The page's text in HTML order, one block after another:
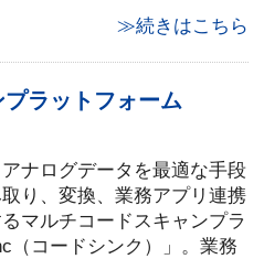
≫続きはこちら
ラットフォーム
ナログデータを最適な手段
り、変換、業務アプリ連携
マルチコードスキャンプラ
（コードシンク）」。業務